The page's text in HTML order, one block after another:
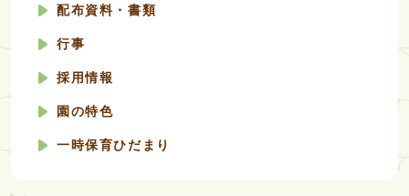
配布資料・書類
行事
採用情報
園の特色
一時保育ひだまり